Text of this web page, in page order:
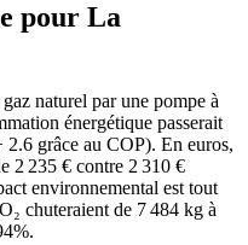
pour La
naturel par une pompe à
énergétique passerait
grâce au COP). En euros,
2 235 € contre 2 310 €
environnemental est tout
chuteraient de 7 484 kg à